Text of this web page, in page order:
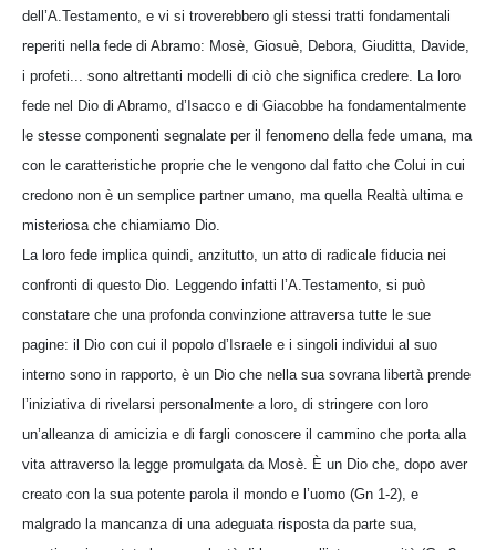
dell’A.Testamento, e vi si troverebbero gli stessi tratti fondamentali
reperiti nella fede di Abramo: Mosè, Giosuè, Debora, Giuditta, Davide,
i profeti... sono altrettanti modelli di ciò che significa credere. La loro
fede nel Dio di Abramo, d’Isacco e di Giacobbe ha fondamentalmente
le stesse componenti segnalate per il fenomeno della fede umana, ma
con le caratteristiche proprie che le vengono dal fatto che Colui in cui
credono non è un semplice partner umano, ma quella Realtà ultima e
misteriosa che chiamiamo Dio.
La loro fede implica quindi, anzitutto, un atto di radicale fiducia nei
confronti di questo Dio. Leggendo infatti l’A.Testamento, si può
constatare che una profonda convinzione attraversa tutte le sue
pagine: il Dio con cui il popolo d’Israele e i singoli individui al suo
interno sono in rapporto, è un Dio che nella sua sovrana libertà prende
l’iniziativa di rivelarsi personalmente a loro, di stringere con loro
un’alleanza di amicizia e di fargli conoscere il cammino che porta alla
vita attraverso la legge promulgata da Mosè. È un Dio che, dopo aver
creato con la sua potente parola il mondo e l’uomo (Gn 1-2), e
malgrado la mancanza di una adeguata risposta da parte sua,